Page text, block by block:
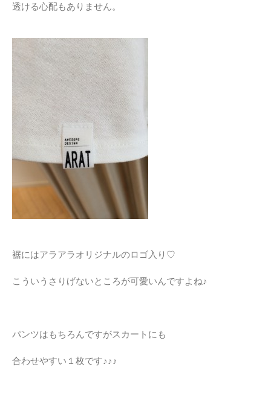
透ける心配もありません。
裾にはアラアラオリジナルのロゴ入り♡
こういうさりげないところが可愛いんですよね♪
パンツはもちろんですがスカートにも
合わせやすい１枚です♪♪♪